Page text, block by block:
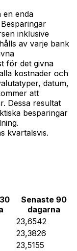
en enda
inklusive
av varje bank
för det givna
kostnader och
datum,
att
Dessa resultat
besparingar
kvartalsvis.
Senaste 90
dagarna
23,6542
23,3826
23,5155